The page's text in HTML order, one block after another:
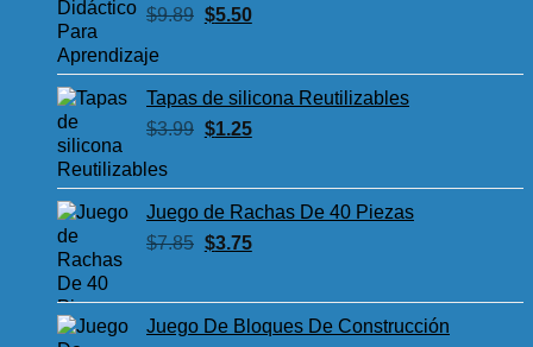
$9.89 El
era:
$9.89.
$5.50El
es:
$5.50.
Tapas de silicona Reutilizables
$3.99 El
era:
$3.99.
$1.25El
es:
$1.25.
Juego de Rachas De 40 Piezas
$7.85 El
era:
$7.85.
$3.75El
$3.75.
Juego De Bloques De Construcción